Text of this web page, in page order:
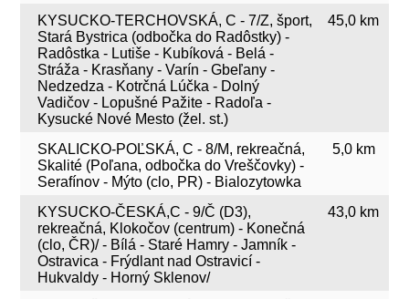
KYSUCKO-TERCHOVSKÁ, C - 7/Z, šport,
Stará Bystrica (odbočka do Radôstky) -
Radôstka - Lutiše - Kubíková - Belá -
Stráža - Krasňany - Varín - Gbeľany -
Nedzedza - Kotrčná Lúčka - Dolný
Vadičov - Lopušné Pažite - Radoľa -
Kysucké Nové Mesto (žel. st.)
45,0 km
SKALICKO-POĽSKÁ, C - 8/M, rekreačná,
Skalité (Poľana, odbočka do Vreščovky) -
Serafínov - Mýto (clo, PR) - Bialozytowka
5,0 km
KYSUCKO-ČESKÁ,C - 9/Č (D3),
rekreačná, Klokočov (centrum) - Konečná
(clo, ČR)/ - Bílá - Staré Hamry - Jamník -
Ostravica - Frýdlant nad Ostravicí -
Hukvaldy - Horný Sklenov/
43,0 km